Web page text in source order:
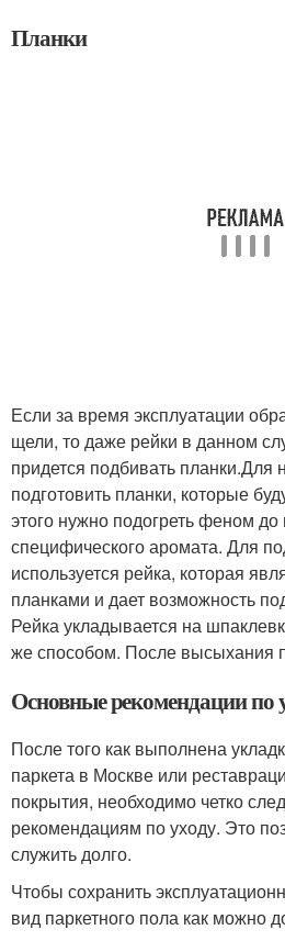
Планки
Если за время эксплуатации
щели, то даже рейки в данном
придется подбивать планки.Для
подготовить планки, которые
этого нужно подогреть феном
специфического аромата. Для
используется рейка, которая
планками и дает возможность
Рейка укладывается на
же способом. После высыхания
Основные рекомендации по
После того как выполнена
паркета в Москве или
покрытия, необходимо четко
рекомендациям по уходу. Это
служить долго.
Чтобы сохранить
вид паркетного пола как можно